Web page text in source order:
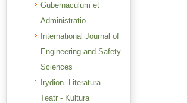
Gubernaculum et
Administratio
International Journal of
Engineering and Safety
Sciences
Irydion. Literatura -
Teatr - Kultura